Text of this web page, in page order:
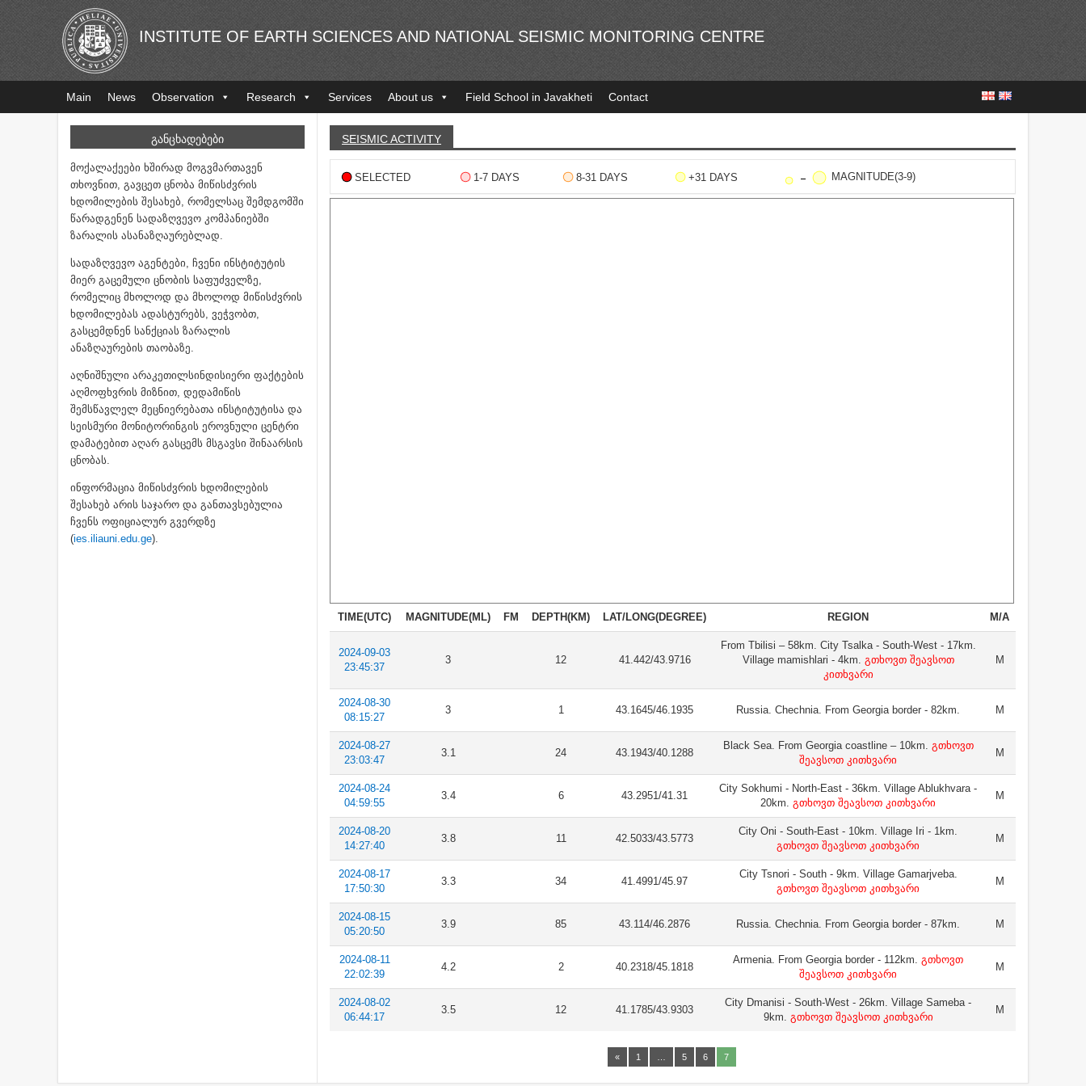
INSTITUTE OF EARTH SCIENCES AND NATIONAL SEISMIC MONITORING CENTRE
Main News Observation Research Services About us Field School in Javakheti Contact
ᲒᲐᲜᲪᲮᲐᲓᲔᲑᲔᲑᲘ
მოქალაქეები ხშირად მოგვმართავენ
თხოვნით, გავცეთ ცნობა მიწისძვრის
ხდომილების შესახებ, რომელსაც შემდგომში
წარადგენენ სადაზღვევო კომპანიებში
ზარალის ასანაზღაურებლად.
სადაზღვევო აგენტები, ჩვენი ინსტიტუტის
მიერ გაცემული ცნობის საფუძველზე,
რომელიც მხოლოდ და მხოლოდ მიწისძვრის
ხდომილებას ადასტურებს, ვეჭვობთ,
გასცემდნენ სანქციას ზარალის
ანაზღაურების თაობაზე.
აღნიშნული არაკეთილსინდისიერი ფაქტების
აღმოფხვრის მიზნით, დედამიწის
შემსწავლელ მეცნიერებათა ინსტიტუტისა და
სეისმური მონიტორინგის ეროვნული ცენტრი
დამატებით აღარ გასცემს მსგავსი შინაარსის
ცნობას.
ინფორმაცია მიწისძვრის ხდომილების
შესახებ არის საჯარო და განთავსებულია
ჩვენს ოფიციალურ გვერდზე
(ies.iliauni.edu.ge).
SEISMIC ACTIVITY
SELECTED 1-7 DAYS 8-31 DAYS +31 DAYS MAGNITUDE(3-9)
TIME(UTC) MAGNITUDE(ML) FM DEPTH(KM) LAT/LONG(DEGREE) REGION M/A
2024-09-03
23:45:37
3 12 41.442/43.9716
From Tbilisi – 58km. City Tsalka - South-West - 17km.
Village mamishlari - 4km. გთხოვთ შეავსოთ
კითხვარი
M
2024-08-30
08:15:27
3 1 43.1645/46.1935 Russia. Chechnia. From Georgia border - 82km. M
2024-08-27
23:03:47
3.1 24 43.1943/40.1288
Black Sea. From Georgia coastline – 10km. გთხოვთ
შეავსოთ კითხვარი
M
2024-08-24
04:59:55
3.4 6 43.2951/41.31
City Sokhumi - North-East - 36km. Village Ablukhvara -
20km. გთხოვთ შეავსოთ კითხვარი
M
2024-08-20
14:27:40
3.8 11 42.5033/43.5773
City Oni - South-East - 10km. Village Iri - 1km.
გთხოვთ შეავსოთ კითხვარი
M
2024-08-17
17:50:30
3.3 34 41.4991/45.97
City Tsnori - South - 9km. Village Gamarjveba.
გთხოვთ შეავსოთ კითხვარი
M
2024-08-15
05:20:50
3.9 85 43.114/46.2876 Russia. Chechnia. From Georgia border - 87km. M
2024-08-11
22:02:39
4.2 2 40.2318/45.1818
Armenia. From Georgia border - 112km. გთხოვთ
შეავსოთ კითხვარი
M
2024-08-02
06:44:17
3.5 12 41.1785/43.9303
City Dmanisi - South-West - 26km. Village Sameba -
9km. გთხოვთ შეავსოთ კითხვარი
M
« 1 5 6 7